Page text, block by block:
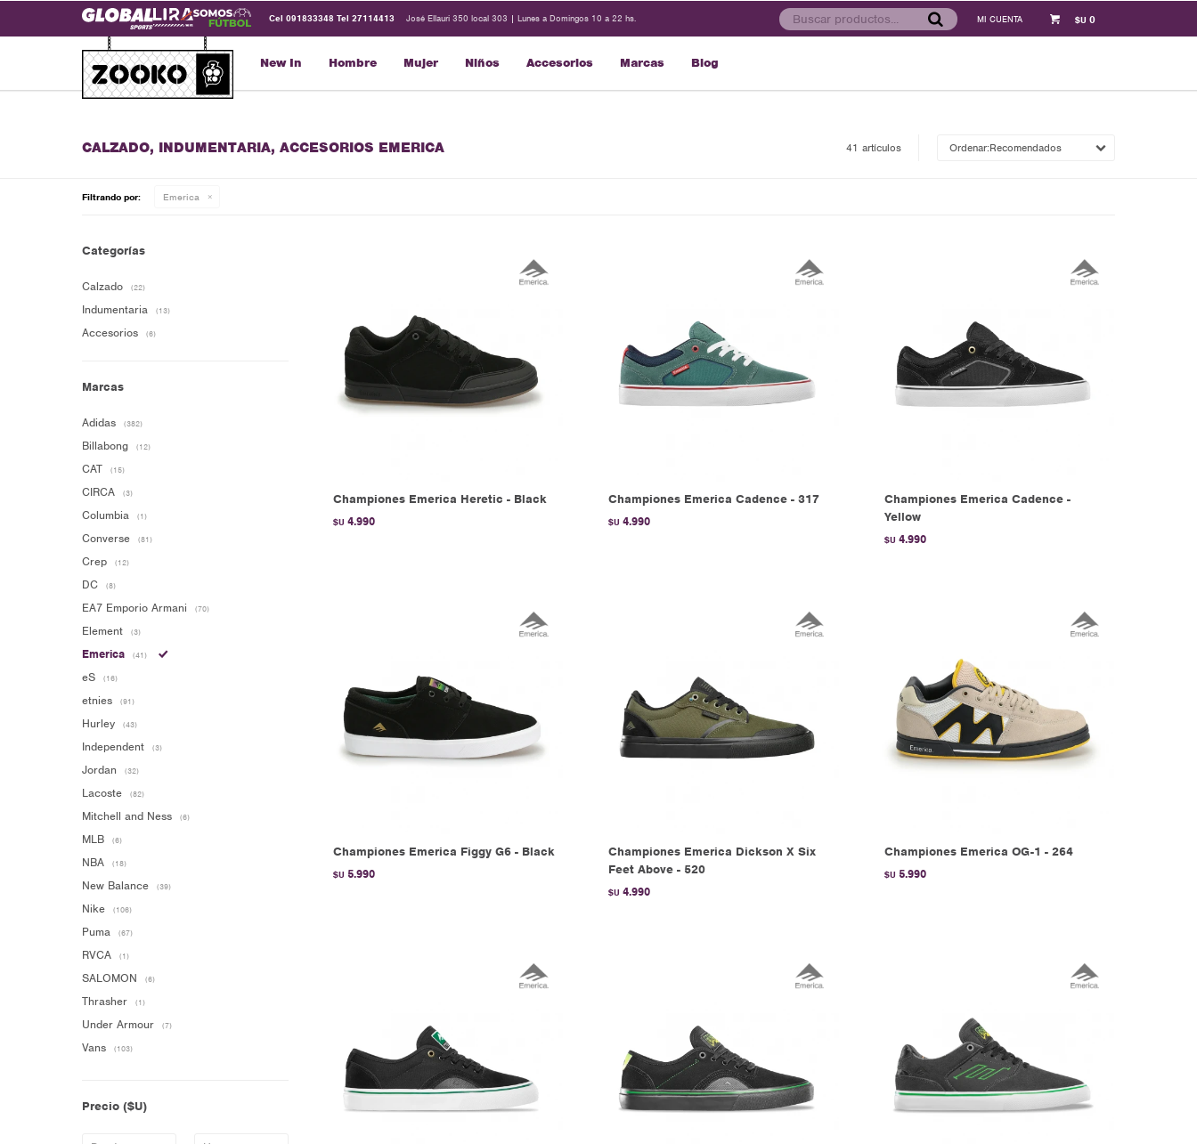
New In Hombre Mujer Niños Accesorios Marcas Blog
$U 0
Cel 091833348 Tel 27114413 José Ellauri 350 local 303 | Lunes a Domingos 10 a 22 hs.
CALZADO, INDUMENTARIA, ACCESORIOS EMERICA 41 artículos Recomendados
Filtrando por: Emerica
Championes Emerica Heretic - Black
$U 4.990
Championes Emerica Cadence - 317
$U 4.990
Championes Emerica Cadence -
Yellow
$U 4.990
Championes Emerica Figgy G6 - Black
$U 5.990
Championes Emerica Dickson X Six
Feet Above - 520
$U 4.990
Championes Emerica OG-1 - 264
$U 5.990
Categorías
Calzado (22)
Indumentaria (13)
Accesorios (6)
Marcas
Adidas (382)
Billabong (12)
CAT (15)
CIRCA (3)
Columbia (1)
Converse (81)
Crep (12)
DC (8)
EA7 Emporio Armani (70)
Element (3)
Emerica (41)
eS (16)
etnies (91)
Hurley (43)
Independent (3)
Jordan (32)
Lacoste (82)
Mitchell and Ness (6)
MLB (6)
NBA (18)
New Balance (39)
Nike (106)
Puma (67)
RVCA (1)
SALOMON (6)
Thrasher (1)
Under Armour (7)
Vans (103)
Precio ($U)